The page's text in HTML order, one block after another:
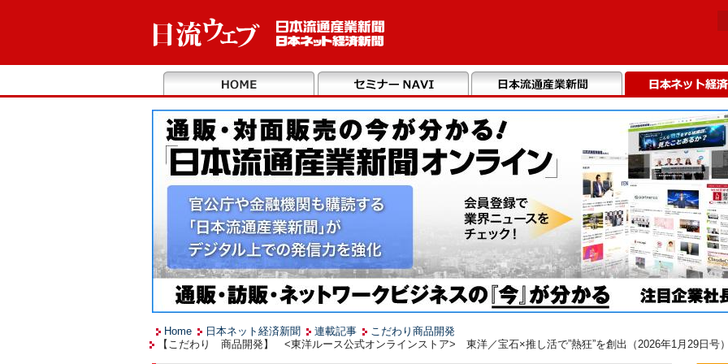
Home 日本ネット経済新聞 連載記事
こだわり商品開発
【こだわり 商品開発】 <東洋ルース公式オンラインストア> 東洋／宝石×推し活で”熱狂”を創出（2026年1月29日号